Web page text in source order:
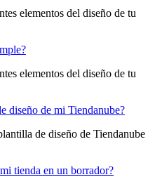
elementos del diseño de tu
elementos del diseño de tu
diseño de mi Tiendanube?
de diseño de Tiendanube
tienda en un borrador?